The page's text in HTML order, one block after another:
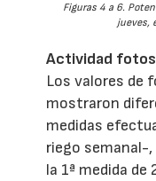
Figuras 4 a 6.
jueves,
Actividad
Los valores de
mostraron
medidas
riego semanal-
la 1ª medida